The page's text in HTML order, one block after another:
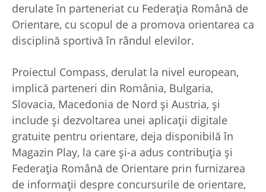
derulate în parteneriat cu Federația Română de
Orientare, cu scopul de a promova orientarea ca
disciplină sportivă în rândul elevilor.
Proiectul Compass, derulat la nivel european,
implică parteneri din România, Bulgaria,
Slovacia, Macedonia de Nord și Austria, și
include și dezvoltarea unei aplicații digitale
gratuite pentru orientare, deja disponibilă în
Magazin Play, la care și-a adus contribuția și
Federația Română de Orientare prin furnizarea
de informații despre concursurile de orientare,